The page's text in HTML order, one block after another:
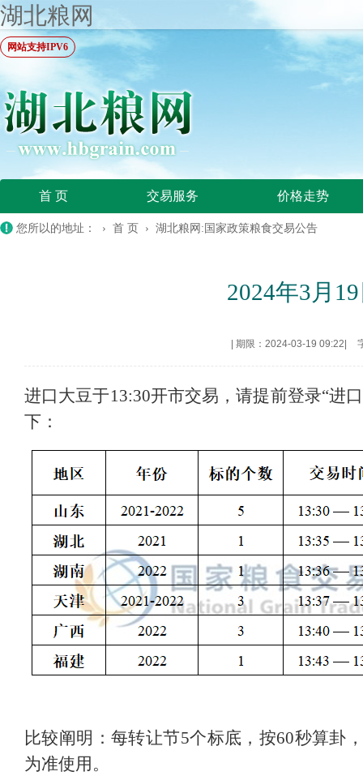
湖北粮网
网站支持IPV6
首 页 交易服务 价格走势
您所以的地址： › 首 页 › 湖北粮网:国家政策粮食交易公告
2024年3月
期限：2024-03-19 09:22
进口大豆于13:30开市交易，请提前登录“进
下：
比较阐明：每转让节5个标底，按60秒算卦
为准使用。